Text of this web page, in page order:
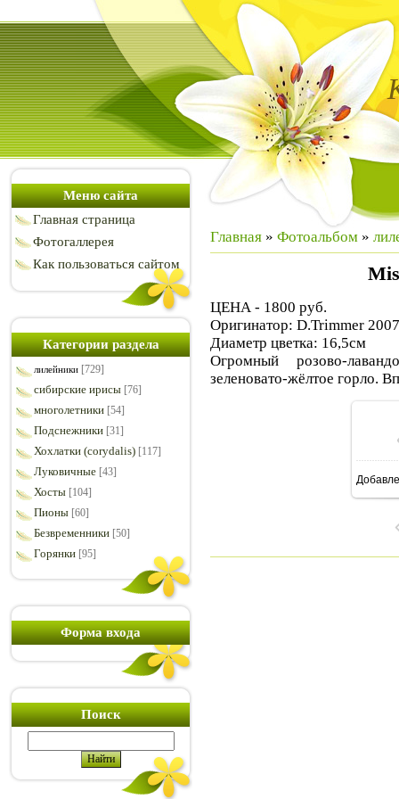
Меню сайта
Главная страница
Фотогаллерея
Как пользоваться сайтом
Категории раздела
лилейники [729]
сибирские ирисы [76]
многолетники [54]
Подснежники [31]
Хохлатки (corydalis) [117]
Луковичные [43]
Хосты [104]
Пионы [60]
Безвременники [50]
Горянки [95]
Форма входа
Поиск
Главная » Фотоальбом »
ЦЕНА - 1800 руб.
Оригинатор: D.Trimmer
Диаметр цветка: 16,5см
Огромный розово-
зеленовато-жёлтое горло.